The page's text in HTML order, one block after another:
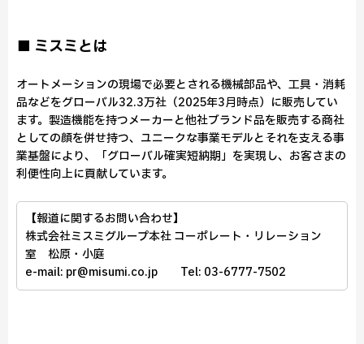
■ ミスミとは
オートメーションの現場で必要とされる機械部品や、工具・消耗
品などをグローバル32.3万社（2025年3月時点）に販売してい
ます。製造機能を持つメーカーと他社ブランド品を販売する商社
としての顔を併せ持つ、ユニークな事業モデルとそれを支える事
業基盤により、「グローバル確実短納期」を実現し、お客さまの
利便性向上に貢献しています。
【報道に関するお問い合わせ】
株式会社ミスミグループ本社 コーポレート・リレーション
室 松原・小庭
e-mail: pr@misumi.co.jp Tel: 03-6777-7502